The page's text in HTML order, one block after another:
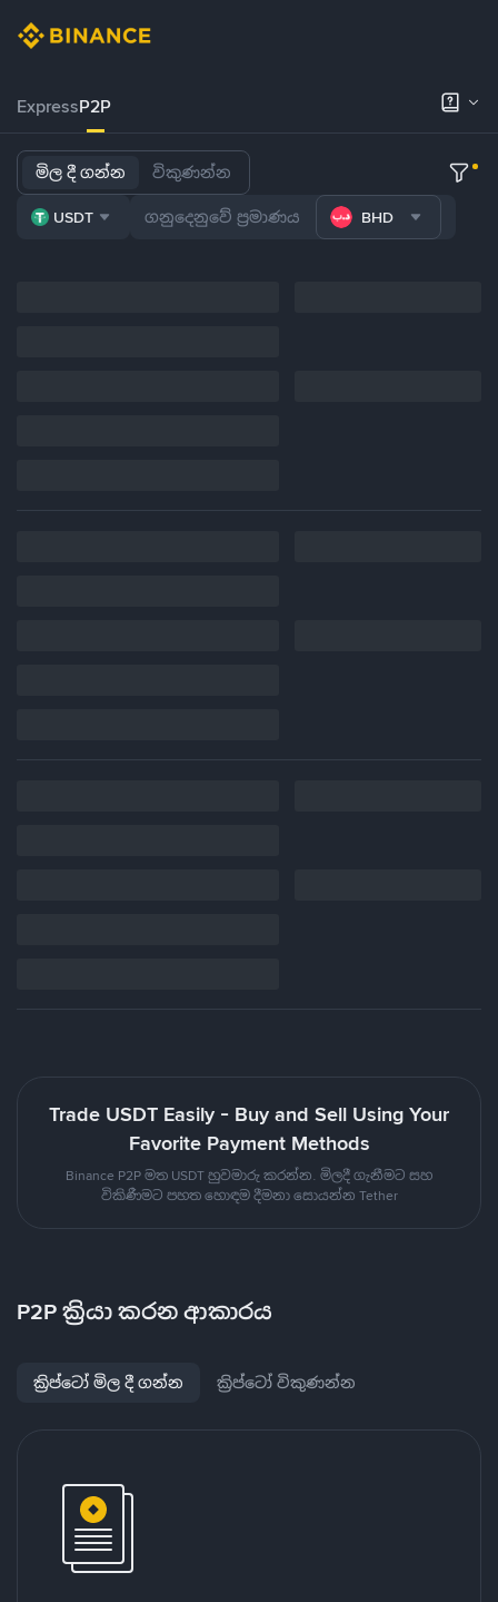
ExpressP2P
මිල දී ගන්න විකුණන්න
USDT BHD
Trade USDT Easily - Buy and Sell Using Your
Favorite Payment Methods
Binance P2P මත USDT හුවමාරු කරන්න. මිලදී ගැනීමට සහ
විකිණීමට පහත හොඳම දීමනා සොයන්න Tether
P2P ක්‍රියා කරන ආකාරය
ක්‍රිප්ටෝ මිල දී ගන්න ක්‍රිප්ටෝ විකුණන්න